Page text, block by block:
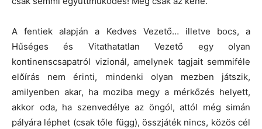
A fentiek alapján a Kedves Vezető… illetve bocs, a
Hűséges és Vitathatatlan Vezető egy olyan
kontinenscsapatról vizionál, amelynek tagjait semmiféle
előírás nem érinti, mindenki olyan mezben játszik,
amilyenben akar, ha moziba megy a mérkőzés helyett,
akkor oda, ha szenvedélye az öngól, attól még simán
pályára léphet (csak tőle függ), összjáték nincs, közös cél